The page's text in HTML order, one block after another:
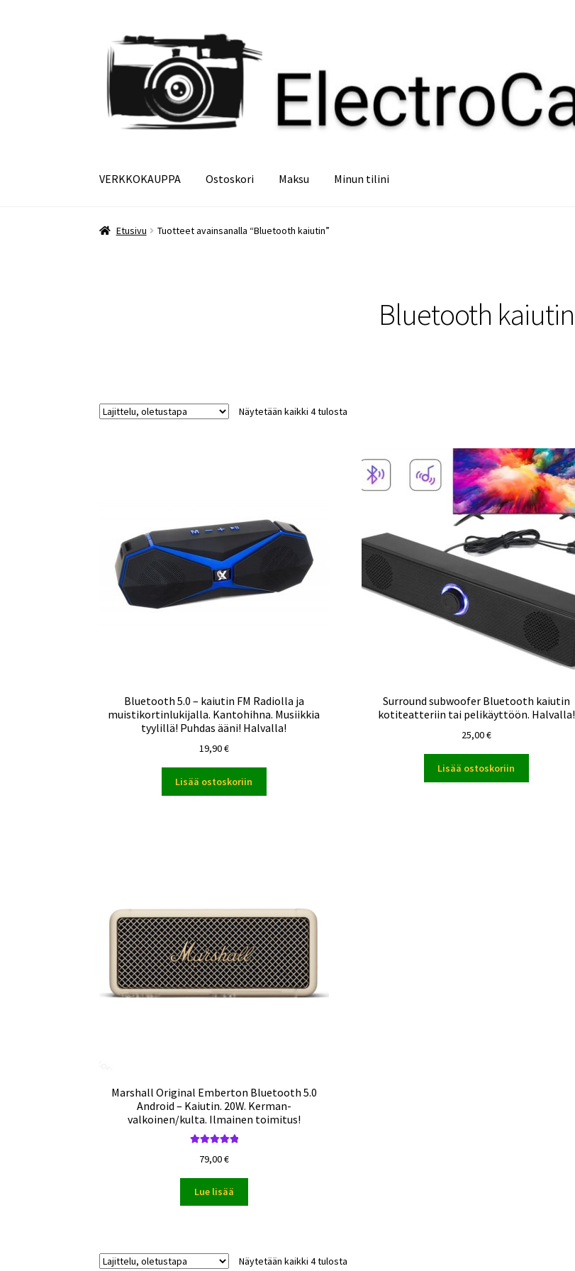
Siirry
navigointiin
Siirry
sisältöön
VERKKOKAUPPA Ostoskori Maksu Minun tilini
Etusivu Maksu Minun tilini Ostoskori
Etusivu Tuotteet avainsanalla “Bluetooth kaiutin”
Bluetooth kaiutin
Näytetään kaikki 4 tulosta
Bluetooth 5.0 – kaiutin FM Radiolla ja
muistikortinlukijalla. Kantohihna. Musiikkia
tyylillä! Puhdas ääni! Halvalla!
19,90€
Lisää ostoskoriin
Surround subwoofer Bluetooth kaiutin
kotiteatteriin tai pelikäyttöön. Halvalla!
25,00€
Lisää ostoskoriin
Marshall Original Emberton Bluetooth 5.0
Android – Kaiutin. 20W. Kerman-
valkoinen/kulta. Ilmainen toimitus!
tuotteesta:
5.00/ 5
79,00€
Lue lisää
Näytetään kaikki 4 tulosta